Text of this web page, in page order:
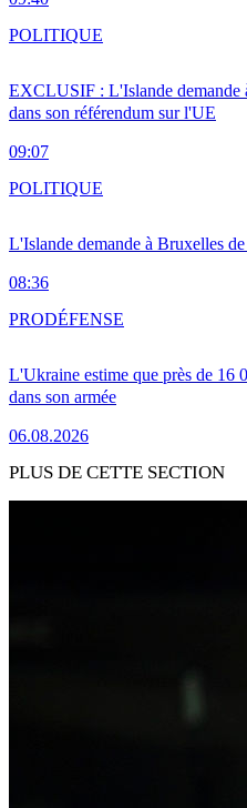
EXCLUSIF : L'Islande demande
dans son référendum sur l'UE
09:07
POLITIQUE
L'Islande demande à Bruxelles
08:36
POLITIQUE
L'Ukraine estime que près de 16
dans son armée
06.08.2026
PRODÉFENSE
PLUS DE CETTE SECTION